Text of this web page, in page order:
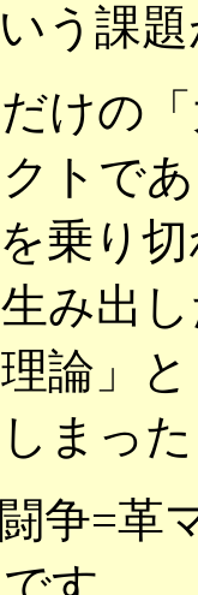
課題
の「
トで
り切
み出
」と
まっ
=革